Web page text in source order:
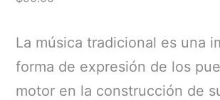
La música tradicional es una
forma de expresión de los
motor en la construcción de